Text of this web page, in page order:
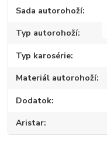
Sada autorohoží
Typ autorohoží
Typ karosérie
Materiál autorohoží
Dodatok
Aristar